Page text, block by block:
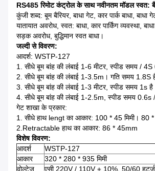
RS485 रिमोट कंट्रोल के साथ नवीनतम मॉडल स्वत:
कुंजी शब्द: बूम बैरियर, बाधा गेट, कार पार्क बाधा, बाधा
यातायात अवरोध, स्वत: बाधा, कार पार्किंग व्यवस्था, बाधा
सड़क अवरोध, बुद्धिमान स्वत बाधा।
जल्दी से विवरण:
आदर्श: WSTP-127
1. सीधे बूम बांह की लंबाई 1-6 मीटर, स्पीड समय /
2. सीधे बूम बांह की लंबाई 1-3.5m। गति समय 1.8S
3. सीधे बूम बांह की लंबाई 1-3 मीटर, स्पीड समय 1s है
4. सीधे बूम बांह की लंबाई 1-2.5m, स्पीड समय 0.6s
गेट शाखा के प्रकार:
1. सीधे हाथ lengt का आकार: 100 * 45 मिमी। 80 *
2.Retractable हाथ का आकार: 86 * 45mm
विशेष विवरण:
आदर्श
WSTP-127
आकार
320 * 280 * 935 मिमी
वोल्टेज
एसी 220V / 110V ± 10%, 50/60 हर्ट्ज